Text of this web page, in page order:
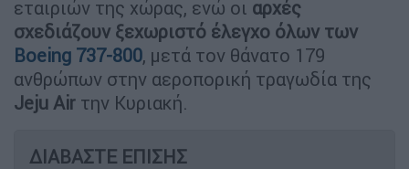
εταιριών της χώρας, ενώ οι αρχές
σχεδιάζουν ξεχωριστό έλεγχο όλων των
Boeing 737-800, μετά τον θάνατο 179
ανθρώπων στην αεροπορική τραγωδία της
Jeju Air την Κυριακή.
ΔΙΑΒΑΣΤΕ ΕΠΙΣΗΣ